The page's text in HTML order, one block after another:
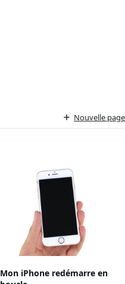
Nouvelle page
Mon iPhone redémarre en